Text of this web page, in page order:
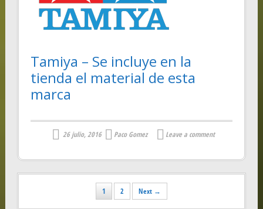
Tamiya – Se incluye en la
tienda el material de esta
marca
26 julio, 2016 Paco Gomez Leave a comment
1 2 Next →